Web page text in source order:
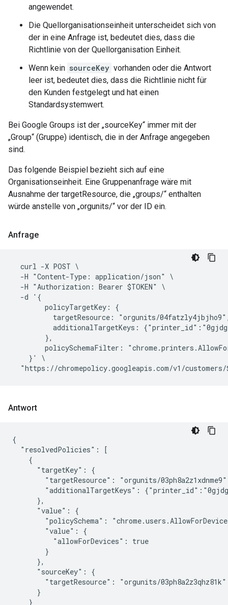
angewendet.
Die Quellorganisationseinheit unterscheidet sich von
der in eine Anfrage ist, bedeutet dies, dass die
Richtlinie von der Quellorganisation Einheit.
Wenn kein sourceKey vorhanden oder die Antwort
leer ist, bedeutet dies, dass die Richtlinie nicht für
den Kunden festgelegt und hat einen
Standardsystemwert.
Bei Google Groups ist der „sourceKey“ immer mit der
„Group“ (Gruppe) identisch, die in der Anfrage angegeben
sind.
Das folgende Beispiel bezieht sich auf eine
Organisationseinheit. Eine Gruppenanfrage wäre mit
Ausnahme der targetResource, die „groups/“ enthalten
würde anstelle von „orgunits/“ vor der ID ein.
Anfrage
  curl -X POST \
  -H "Content-Type: application/json" \
  -H "Authorization: Bearer $TOKEN" \
  -d '{
        policyTargetKey: {
targetResource: "orgunits/
additionalTargetKeys:
        },
policySchemaFilter:
    }' \
Antwort
{
  "resolvedPolicies": [
    {
      "targetKey": {
        "targetResource": "orgunits/03ph8a2z1xdnme9"
"additionalTargetKeys":
      },
      "value": {
"policySchema":
        "value": {
          "allowForDevices": true
        }
      },
      "sourceKey": {
        "targetResource": "orgunits/03ph8a2z3qhz81k"
      }
    }